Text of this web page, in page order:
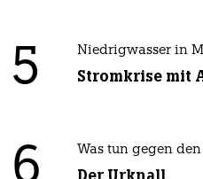
5 Niedrigwasser in
Stromkrise mit
Was tun gegen